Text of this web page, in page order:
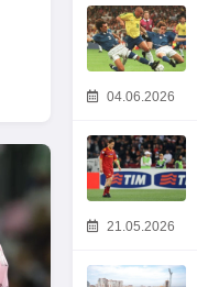
04.06.2026
21.05.2026